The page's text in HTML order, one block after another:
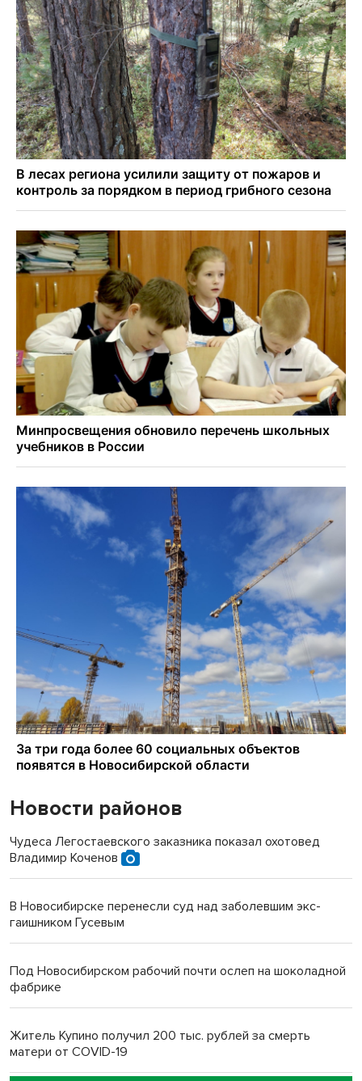
Новости районов
Чудеса Легостаевского заказника показал охотовед
Владимир Коченов
В Новосибирске перенесли суд над заболевшим экс-
гаишником Гусевым
Под Новосибирском рабочий почти ослеп на шоколадной
фабрике
Житель Купино получил 200 тыс. рублей за смерть
матери от COVID-19